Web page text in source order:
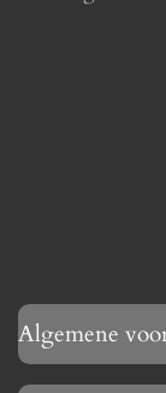
Algemene